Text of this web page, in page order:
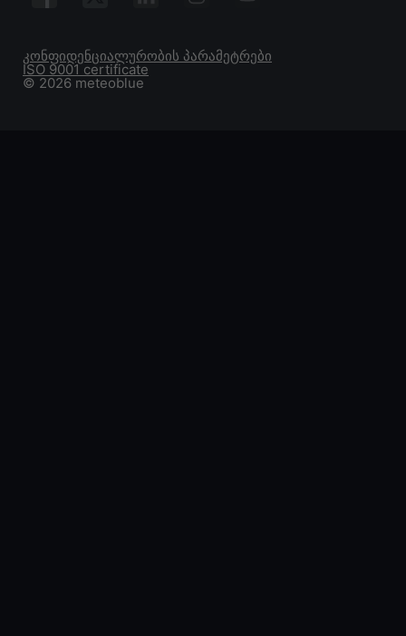
© 2026 meteoblue
ISO 9001 certificate
კონფიდენციალურობის პარამეტრები